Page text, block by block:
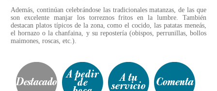
Además, continúan celebrándose las tradicionales matanzas, de las que
son excelente manjar los torreznos fritos en la lumbre. También
destacan platos típicos de la zona, como el cocido, las patatas meneás,
el hornazo o la chanfaina, y su repostería (obispos, perrunillas, bollos
maimones, roscas, etc.).